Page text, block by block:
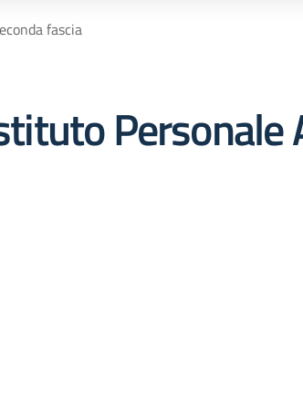
fascia
Personale